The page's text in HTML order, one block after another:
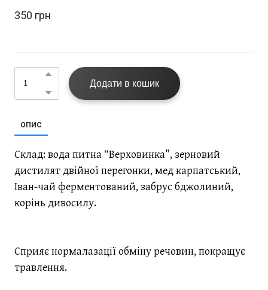
350 грн
Додати в кошик
ОПИС
Склад: вода питна “Верховинка”, зерновий
дистилят двійної перегонки, мед карпатський,
Іван-чай ферментований, забрус бджолиний,
корінь дивосилу.
Сприяє нормалазації обміну речовин, покращує
травлення.